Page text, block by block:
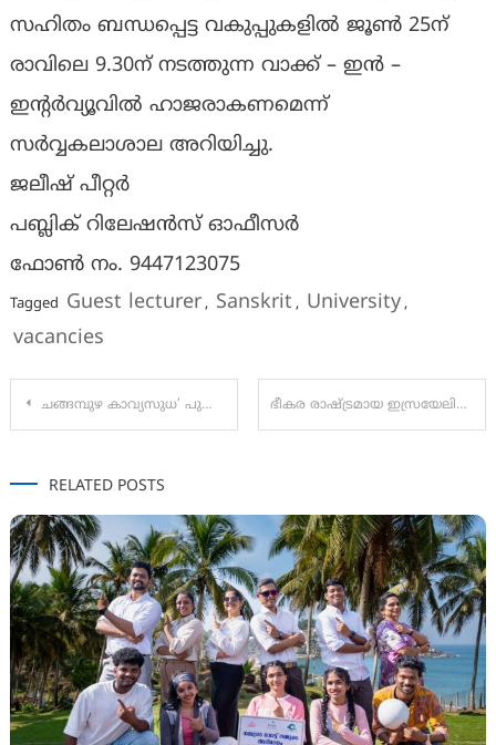
സഹിതം ബന്ധപ്പെട്ട വകുപ്പുകളിൽ ജൂൺ 25ന്
രാവിലെ 9.30ന് നടത്തുന്ന വാക്ക് – ഇൻ –
ഇന്റർവ്യൂവിൽ ഹാജരാകണമെന്ന്
സർവ്വകലാശാല അറിയിച്ചു.
ജലീഷ് പീറ്റര്‍
പബ്ലിക് റിലേഷൻസ് ഓഫീസർ
ഫോണ്‍ നം. 9447123075
Tagged Guest lecturer, Sanskrit , University,
vacancies
Post
ചങ്ങമ്പുഴ കാവ്യസുധ’ പുസ്തകം കവി മധുസൂദനൻ നായർ പ്രകാശനം ചെയ്തു. ഭീകര രാഷ്ട്രമായ ഇസ്രയേലിനോടുള്ള നിലമ്പൂരിന്റെ പ്രതിഷേധം ആളിക്കത്തി
RELATED POSTS